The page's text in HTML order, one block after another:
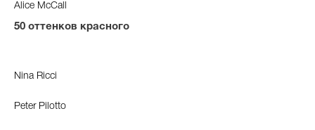
Alice McCall
50 оттенков красного
Nina Ricci
Peter Pilotto